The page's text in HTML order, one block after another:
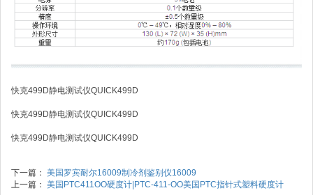
快克499D静电测试仪QUICK499D
快克499D静电测试仪QUICK499D
快克499D静电测试仪QUICK499D
下一篇： 美国罗宾耐尔16009制冷剂鉴别仪16009
上一篇： 美国PTC411OO硬度计|PTC-411-OO美国PTC指针式塑料硬度计